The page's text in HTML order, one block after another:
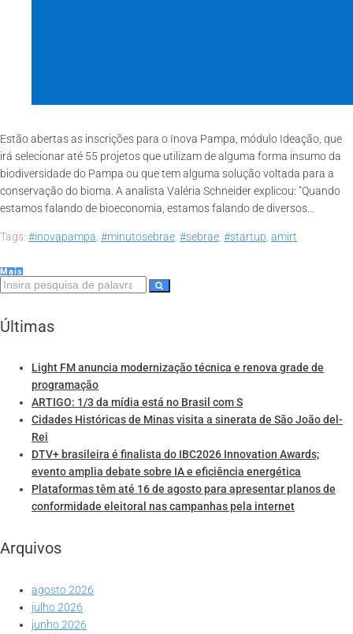
Estão abertas as inscrições para o Inova Pampa, módulo Ideação, que
irá selecionar até 55 projetos que utilizam de alguma forma insumo da
biodiversidade do Pampa ou que tem alguma solução voltada para a
conservação do bioma. A analista Valéria Schneider explicou: "Quando
estamos falando de bioeconomia, estamos falando de diversos...
Tags: #inovapampa, #minutosebrae, #sebrae, #startup, amirt
Mais
Últimas
Light FM anuncia modernização técnica e renova grade de
programação
ARTIGO: 1/3 da mídia está no Brasil com S
Cidades Históricas de Minas visita a sinerata de São João del-
Rei
DTV+ brasileira é finalista do IBC2026 Innovation Awards;
evento amplia debate sobre IA e eficiência energética
Plataformas têm até 16 de agosto para apresentar planos de
conformidade eleitoral nas campanhas pela internet
Arquivos
agosto 2026
julho 2026
junho 2026